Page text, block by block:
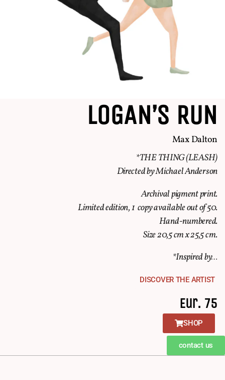
LOGAN’S RUN
Max Dalton
*THE THING (LEASH)
Directed by Michael Anderson
Archival pigment print.
Limited edition, 1 copy available out of 50.
Hand-numbered.
Size 20,5 cm x 25,5 cm.
*Inspired by…
DISCOVER THE ARTIST
Eur. 75
SHOP
contact us